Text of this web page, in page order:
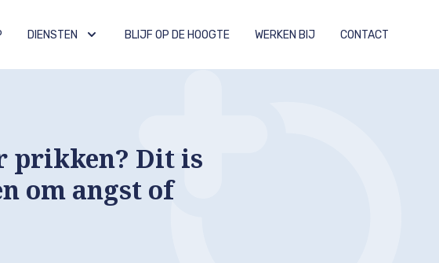
DIENSTEN BLIJF OP DE HOOGTE WERKEN BIJ CONTACT
prikken? Dit is
om angst of